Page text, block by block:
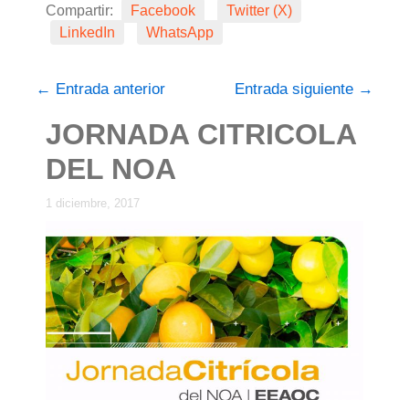
Compartir: Facebook
Twitter (X)
LinkedIn
WhatsApp
← Entrada anterior Entrada siguiente →
JORNADA CITRICOLA
DEL NOA
1 diciembre, 2017